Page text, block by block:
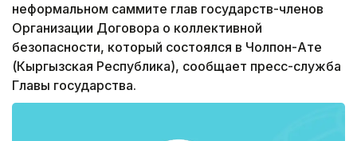
неформальном саммите глав государств-членов
Организации Договора о коллективной
безопасности, который состоялся в Чолпон-Ате
(Кыргызская Республика), сообщает пресс-служба
Главы государства.